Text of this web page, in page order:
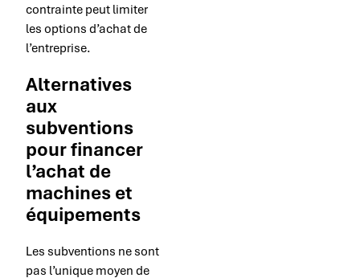
contrainte peut limiter
les options d’achat de
l’entreprise.
Alternatives
aux
subventions
pour financer
l’achat de
machines et
équipements
Les subventions ne sont
pas l’unique moyen de